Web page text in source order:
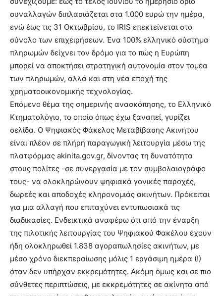
συναλλαγών διπλασιάζεται στα 1.000 ευρώ την ημέρα,
ενώ έως τις 31 Οκτωβρίου, το IRIS επεκτείνεται στο
σύνολο των επιχειρήσεων. Ένα 100% ελληνικό σύστημα
πληρωμών δείχνει τον δρόμο για το πώς η Ευρώπη
μπορεί να αποκτήσει στρατηγική αυτονομία στον τομέα
των πληρωμών, αλλά και στη νέα εποχή της
χρηματοοικονομικής τεχνολογίας.
Επόμενο θέμα της σημερινής ανασκόπησης, το Ελληνικό
Κτηματολόγιο, το οποίο όπως έχω ξαναπεί, γυρίζει
σελίδα. Ο Ψηφιακός Φάκελος Μεταβίβασης Ακινήτου
είναι πλέον σε πλήρη παραγωγική λειτουργία μέσω της
πλατφόρμας akinita.gov.gr, δίνοντας τη δυνατότητα
στους πολίτες -σε συνεργασία με τον συμβολαιογράφο
τους- να ολοκληρώνουν ψηφιακά γονικές παροχές,
δωρεές και αποδοχές κληρονομιάς ακινήτων. Πρόκειται
για μια αλλαγή που επιταχύνει εντυπωσιακά τις
διαδικασίες. Ενδεικτικά αναφέρω ότι από την έναρξη
της πιλοτικής λειτουργίας του Ψηφιακού Φακέλου έχουν
ήδη ολοκληρωθεί 1.838 αγοραπωλησίες ακινήτων, με
μέσο χρόνο διεκπεραίωσης μόλις 1 εργάσιμη ημέρα (!)
όταν δεν υπήρχαν εκκρεμότητες. Ακόμη όμως και σε πιο
σύνθετες περιπτώσεις, με εκκρεμότητες σε ακίνητα από